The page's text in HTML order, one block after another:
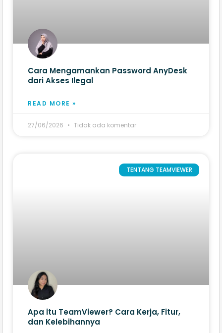
Cara Mengamankan Password AnyDesk
dari Akses Ilegal
READ MORE »
27/06/2026 Tidak ada komentar
TENTANG TEAMVIEWER
Apa itu TeamViewer? Cara Kerja, Fitur,
dan Kelebihannya